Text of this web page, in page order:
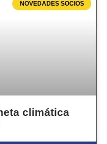
NOVEDADES SOCIOS
climática